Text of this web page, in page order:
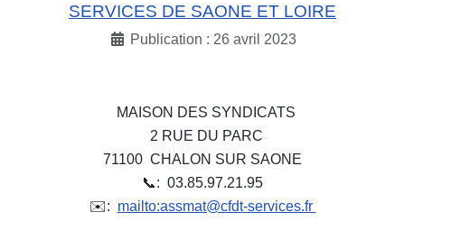
SERVICES DE SAONE ET LOIRE
Publication : 26 avril 2023
MAISON DES SYNDICATS
2 RUE DU PARC
71100 CHALON SUR SAONE
📞: 03.85.97.21.95
✉️: mailto:assmat@cfdt-services.fr